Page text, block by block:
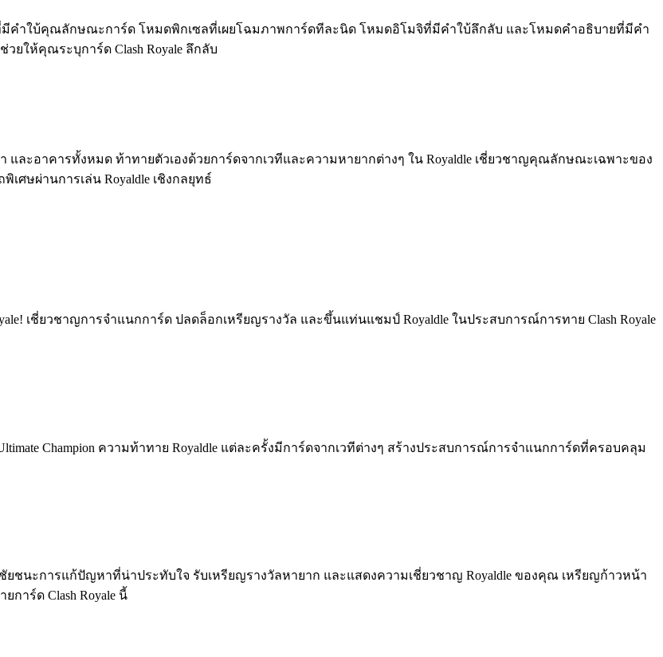
มีคำใบ้คุณลักษณะการ์ด โหมดพิกเซลที่เผยโฉมภาพการ์ดทีละนิด โหมดอิโมจิที่มีคำใบ้ลึกลับ และโหมดคำอธิบายที่มีคำ
ยให้คุณระบุการ์ด Clash Royale ลึกลับ
และอาคารทั้งหมด ท้าทายตัวเองด้วยการ์ดจากเวทีและความหายากต่างๆ ใน Royaldle เชี่ยวชาญคุณลักษณะเฉพาะของ
ศษผ่านการเล่น Royaldle เชิงกลยุทธ์
เชี่ยวชาญการจำแนกการ์ด ปลดล็อกเหรียญรางวัล และขึ้นแท่นแชมป์ Royaldle ในประสบการณ์การทาย Clash Royale
Ultimate Champion ความท้าทาย Royaldle แต่ละครั้งมีการ์ดจากเวทีต่างๆ สร้างประสบการณ์การจำแนกการ์ดที่ครอบคลุม
ชนะการแก้ปัญหาที่น่าประทับใจ รับเหรียญรางวัลหายาก และแสดงความเชี่ยวชาญ Royaldle ของคุณ เหรียญก้าวหน้า
าร์ด Clash Royale นี้